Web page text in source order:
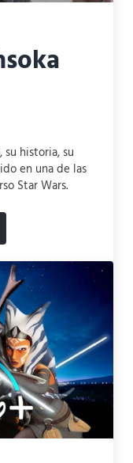
su historia, su
en una de las
Star Wars.
es Ahsoka Tano?